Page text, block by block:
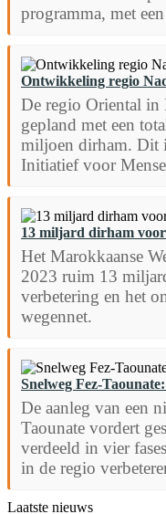
programma, met
Ontwikkeling regio
De regio Oriental in
gepland met een
miljoen dirham. Dit
Initiatief voor
13 miljard dirham
Het Marokkaanse
2023 ruim 13
verbetering en het
wegennet.
Snelweg Fez-
De aanleg van een
Taounate vordert
verdeeld in vier
in de regio
Laatste nieuws